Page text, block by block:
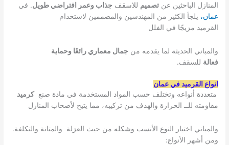
المنازل الباحثين عنتصميم للاسقف جذاب وعمر افتراضي طويل. في
عمان، يلجأ الكثير من المهندسين والمصممين لاستخدام
القرميد مزيجًا في الفلل
والمباني الحديثة لما يقدمه من جمال معماري رائعًا وحماية
فعالة للسقف.
انواع القرميد في عمان
متعددة أنواعه وتختلف حسب المواد المستخدمة في مادة صنعكرميد
مقاومته للــ الحرارة والهدف من تركيبه، مما يتيح لأصحاب المنازل
والمباني اختيار النوع الأنسب وشكله من حيث العزلة والمتانة والتكلفة.
ومن أشهر الأنواع: